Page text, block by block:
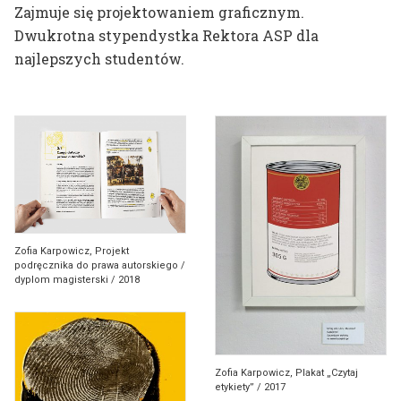
dr hab. prof. ASP
Mateusz Otręba
dr Tomasz Winiarski
Zajmuje się projektowaniem graficznym.
Dwukrotna stypendystka Rektora ASP dla
najlepszych studentów.
Zofia Karpowicz, Projekt
podręcznika do prawa autorskiego /
dyplom magisterski / 2018
Zofia Karpowicz, Plakat „Czytaj
etykiety” / 2017